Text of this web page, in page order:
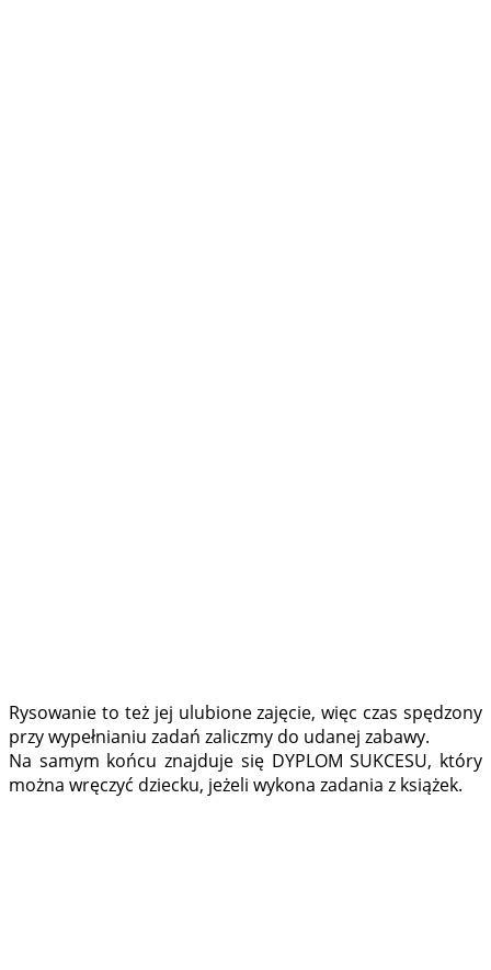
Rysowanie to też jej ulubione zajęcie, więc czas spędzony
przy wypełnianiu zadań zaliczmy do udanej zabawy.
Na samym końcu znajduje się DYPLOM SUKCESU, który
można wręczyć dziecku, jeżeli wykona zadania z książek.